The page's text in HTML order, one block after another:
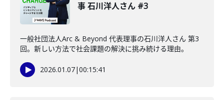
事 石川洋人さん #3
一般社団法人Arc & Beyond 代表理事の石川洋人さん 第3
回。新しい方法で社会課題の解決に挑み続ける理由。
2026.01.07|00:15:41